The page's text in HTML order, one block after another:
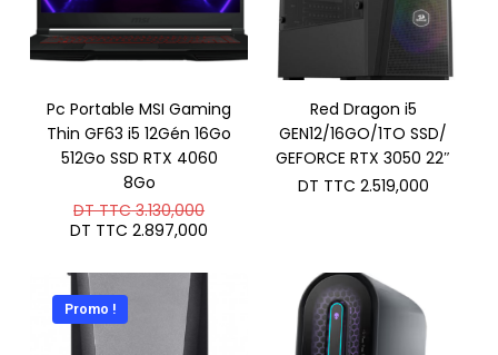
Pc Portable MSI Gaming
Thin GF63 i5 12Gén 16Go
512Go SSD RTX 4060
8Go
DT TTC3.130,000Le
prix
initial
DT
TTC 3.130,000.
DT TTC 2.897,000
TTC 2.897,000.
Red Dragon i5
GEN12/16GO/1TO SSD/
GEFORCE RTX 3050 22″
DT TTC 2.519,000
Promo !